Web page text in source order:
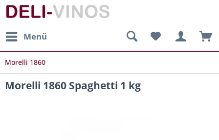
Menü
Morelli 1860
Morelli 1860 Spaghetti 1 kg